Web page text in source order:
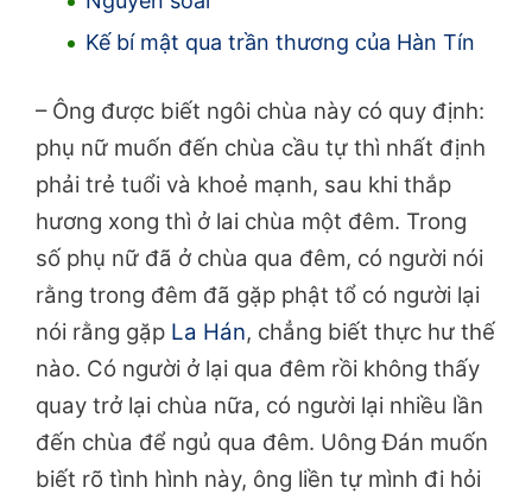
Kế bí mật qua trần thương của Hàn Tín
– Ông được biết ngôi chùa này có quy định:
phụ nữ muốn đến chùa cầu tự thì nhất định
phải trẻ tuổi và khoẻ mạnh, sau khi thắp
hương xong thì ở lai chùa một đêm. Trong
số phụ nữ đã ở chùa qua đêm, có người nói
rằng trong đêm đã gặp phật tổ có người lại
nói rằng gặp La Hán, chẳng biết thực hư thế
nào. Có người ở lại qua đêm rồi không thấy
quay trở lại chùa nữa, có người lại nhiều lần
đến chùa để ngủ qua đêm. Uông Đán muốn
biết rõ tình hình này, ông liền tự mình đi hỏi